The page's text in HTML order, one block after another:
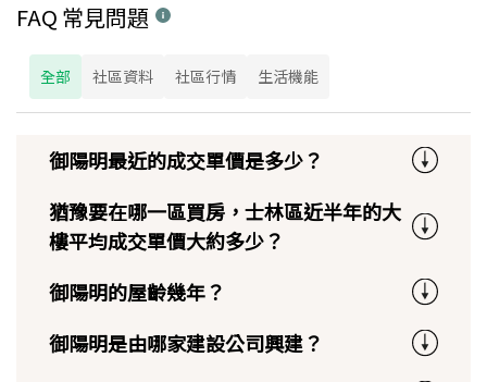
FAQ 常見問題
全部 社區資料 社區行情 生活機能
御陽明最近的成交單價是多少？
猶豫要在哪一區買房，士林區近半年的大
樓平均成交單價大約多少？
御陽明的屋齡幾年？
御陽明是由哪家建設公司興建？